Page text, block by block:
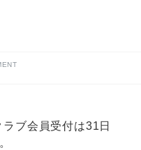
ブ会員受付は31日